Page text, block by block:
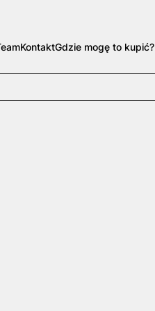
KontaktGdzie mogę to kupić?